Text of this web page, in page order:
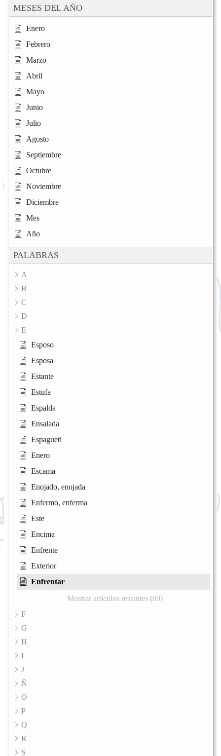
MESES DEL AÑO
Enero
Febrero
Marzo
Abril
Mayo
Junio
Julio
Agosto
Septiembre
Octubre
Noviembre
Diciembre
Mes
Año
PALABRAS
A
B
C
D
E
Esposo
Esposa
Estante
Estufa
Espalda
Ensalada
Espagueti
Enero
Escama
Enojado, enojada
Enfermo, enferma
Este
Encima
Enfrente
Exterior
Enfrentar
Mostrar artículos restantes (69)
F
G
H
I
J
Ñ
O
P
Q
R
S